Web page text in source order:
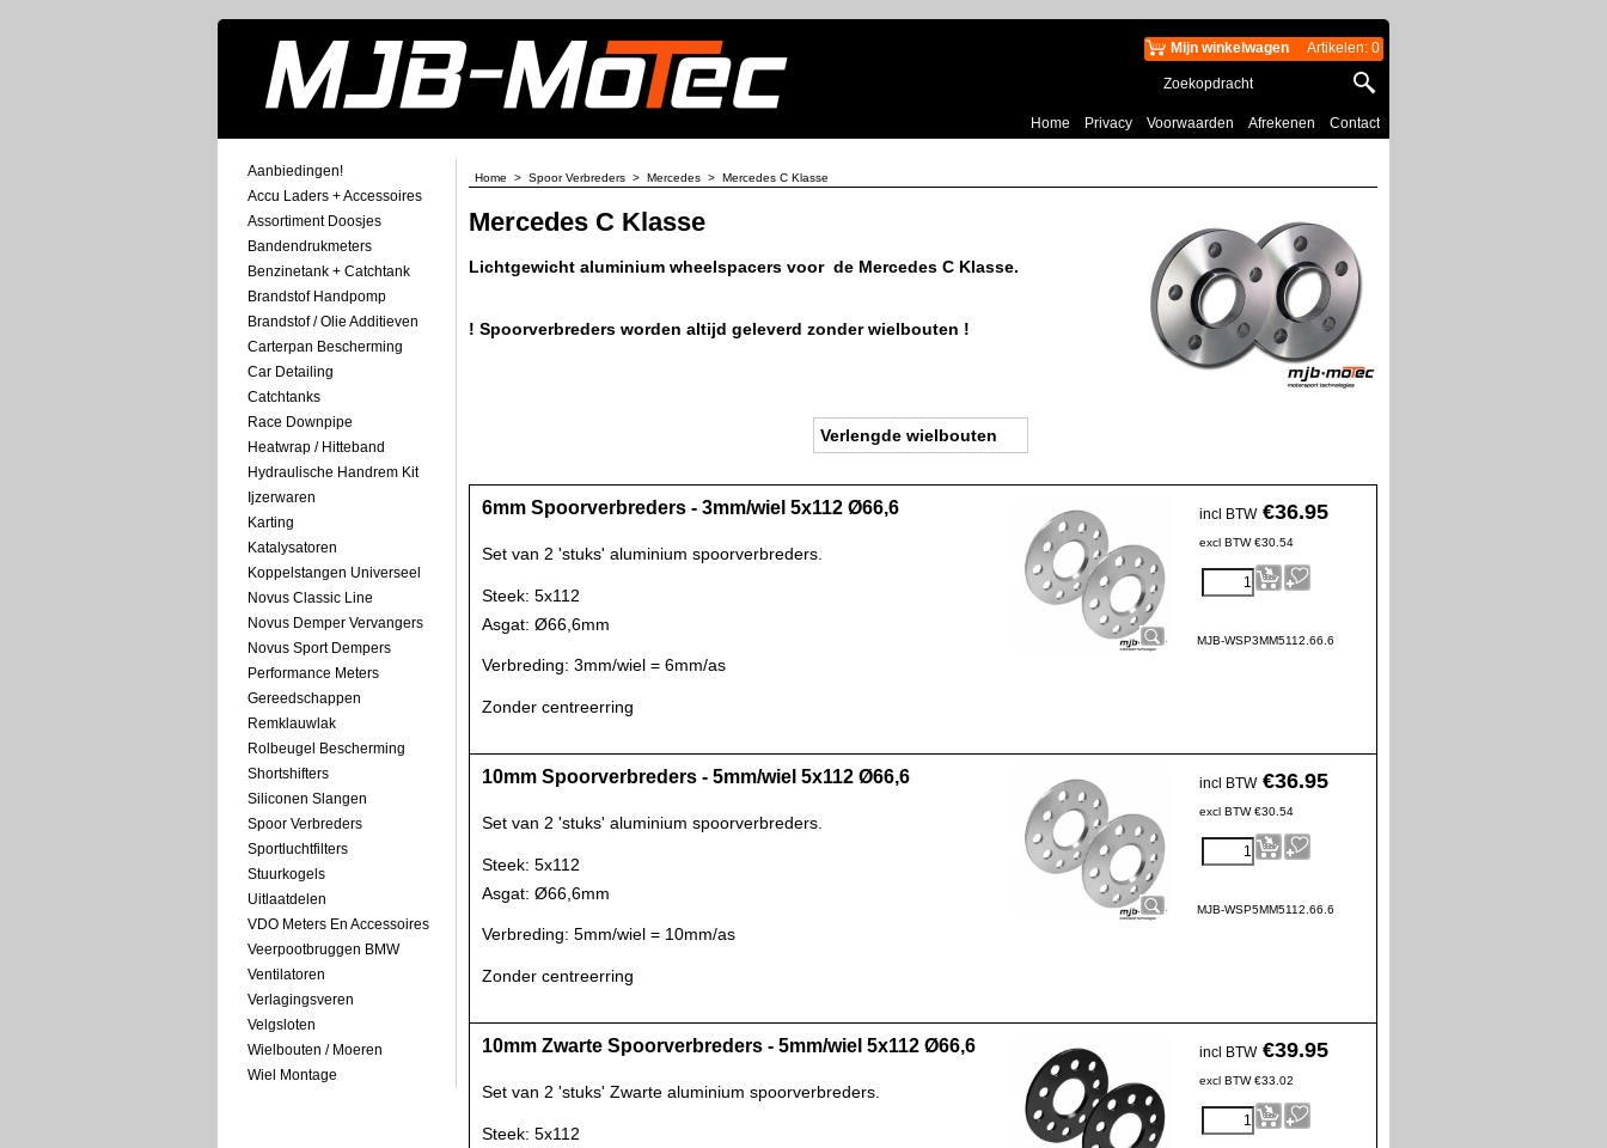
Mijn winkelwagen Artikelen: 0
Home Privacy Voorwaarden Afrekenen Contact
Aanbiedingen!
Accu Laders + Accessoires
Assortiment Doosjes
Bandendrukmeters
Benzinetank + Catchtank
Brandstof Handpomp
Brandstof / Olie Additieven
Carterpan Bescherming
Car Detailing
Catchtanks
Race Downpipe
Heatwrap / Hitteband
Hydraulische Handrem Kit
Ijzerwaren
Karting
Katalysatoren
Koppelstangen Universeel
Novus Classic Line
Novus Demper Vervangers
Novus Sport Dempers
Performance Meters
Gereedschappen
Remklauwlak
Rolbeugel Bescherming
Shortshifters
Siliconen Slangen
Spoor Verbreders
Sportluchtfilters
Stuurkogels
Uitlaatdelen
VDO Meters En Accessoires
Veerpootbruggen BMW
Ventilatoren
Verlagingsveren
Velgsloten
Wielbouten / Moeren
Wiel Montage
Home > Spoor Verbreders > Mercedes > Mercedes C Klasse
Mercedes C Klasse
Lichtgewicht aluminium wheelspacers voor de Mercedes C Klasse.
! Spoorverbreders worden altijd geleverd zonder wielbouten !
Verlengde wielbouten
incl BTW €36.95
excl BTW €30.54
MJB-WSP3MM5112.66.6
6mm Spoorverbreders - 3mm/wiel 5x112 Ø66,6
Set van 2 'stuks' aluminium spoorverbreders.
Steek: 5x112
Asgat: Ø66,6mm
Verbreding: 3mm/wiel = 6mm/as
Zonder centreerring
incl BTW €36.95
excl BTW €30.54
MJB-WSP5MM5112.66.6
10mm Spoorverbreders - 5mm/wiel 5x112 Ø66,6
Set van 2 'stuks' aluminium spoorverbreders.
Steek: 5x112
Asgat: Ø66,6mm
Verbreding: 5mm/wiel = 10mm/as
Zonder centreerring
incl BTW €39.95
excl BTW €33.02
10mm Zwarte Spoorverbreders - 5mm/wiel 5x112 Ø66,6
Set van 2 'stuks' Zwarte aluminium spoorverbreders.
Steek: 5x112